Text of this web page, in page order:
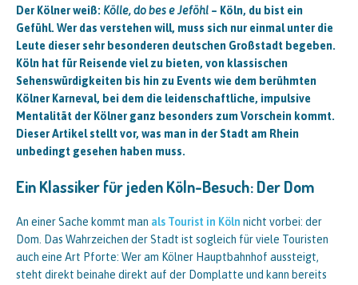
Der Kölner weiß: Kölle, do bes e Jeföhl – Köln, du bist ein
Gefühl. Wer das verstehen will, muss sich nur einmal unter die
Leute dieser sehr besonderen deutschen Großstadt begeben.
Köln hat für Reisende viel zu bieten, von klassischen
Sehenswürdigkeiten bis hin zu Events wie dem berühmten
Kölner Karneval, bei dem die leidenschaftliche, impulsive
Mentalität der Kölner ganz besonders zum Vorschein kommt.
Dieser Artikel stellt vor, was man in der Stadt am Rhein
unbedingt gesehen haben muss.
Ein Klassiker für jeden Köln-Besuch: Der Dom
An einer Sache kommt man als Tourist in Köln nicht vorbei: der
Dom. Das Wahrzeichen der Stadt ist sogleich für viele Touristen
auch eine Art Pforte: Wer am Kölner Hauptbahnhof aussteigt,
steht direkt beinahe direkt auf der Domplatte und kann bereits